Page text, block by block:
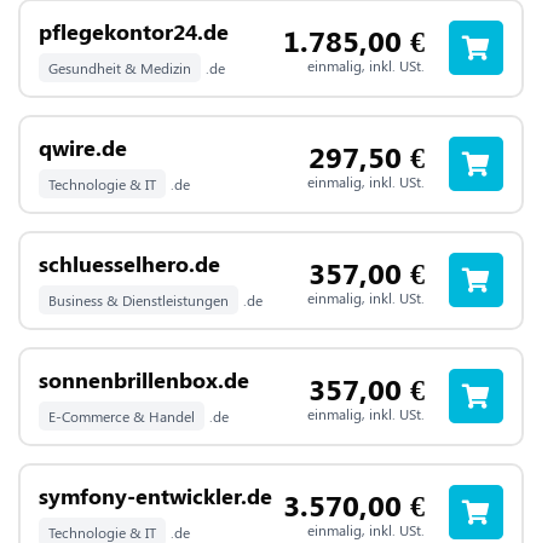
pflegekontor24.de
Gesundheit & Medizin .de
1.785,00 €
einmalig, inkl. USt.
qwire.de
Technologie & IT .de
297,50 €
einmalig, inkl. USt.
schluesselhero.de
Business & Dienstleistungen .de
357,00 €
einmalig, inkl. USt.
sonnenbrillenbox.de
E-Commerce & Handel .de
357,00 €
einmalig, inkl. USt.
symfony-entwickler.de
Technologie & IT .de
3.570,00 €
einmalig, inkl. USt.